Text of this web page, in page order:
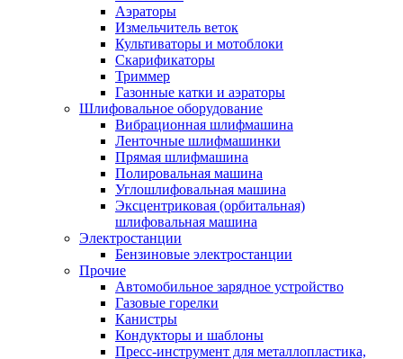
Аэраторы
Измельчитель веток
Культиваторы и мотоблоки
Скарификаторы
Триммер
Газонные катки и аэраторы
Шлифовальное оборудование
Вибрационная шлифмашина
Ленточные шлифмашинки
Прямая шлифмашина
Полировальная машина
Углошлифовальная машина
Эксцентриковая (орбитальная)
шлифовальная машина
Электростанции
Бензиновые электростанции
Прочие
Автомобильное зарядное устройство
Газовые горелки
Канистры
Кондукторы и шаблоны
Пресс-инструмент для металлопластика,